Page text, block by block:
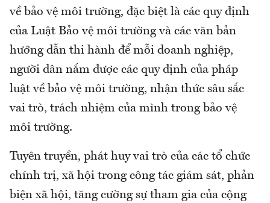
về bảo vệ môi trường, đặc biệt là các quy định
của Luật Bảo vệ môi trường và các văn bản
hướng dẫn thi hành để mỗi doanh nghiệp,
người dân nắm được các quy định của pháp
luật về bảo vệ môi trường, nhận thức sâu sắc
vai trò, trách nhiệm của mình trong bảo vệ
môi trường.
Tuyên truyền, phát huy vai trò của các tổ chức
chính trị, xã hội trong công tác giám sát, phản
biện xã hội, tăng cường sự tham gia của cộng